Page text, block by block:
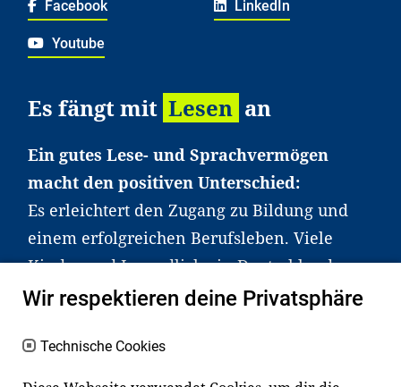
Facebook LinkedIn
Youtube
Es fängt mit Lesen an
Ein gutes Lese- und Sprachvermögen
macht den positiven Unterschied:
Es erleichtert den Zugang zu Bildung und
einem erfolgreichen Berufsleben. Viele
Kinder und Jugendliche in Deutschland
haben aber große Schwierigkeiten dabei.
an Familien sowie an Erzieher*innen,
Wir respektieren deine Privatsphäre
Technische Cookies